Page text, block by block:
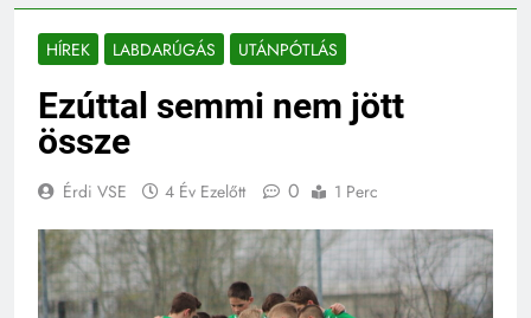
HÍREK LABDARÚGÁS UTÁNPÓTLÁS
Ezúttal semmi nem jött
össze
Érdi VSE 4 Év Ezelőtt 0 1 Perc